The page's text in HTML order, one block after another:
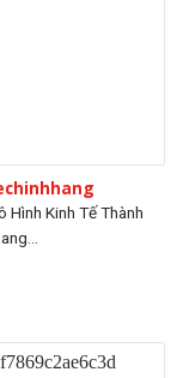
Hình Kinh Tế Thành